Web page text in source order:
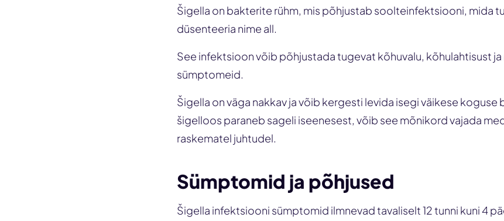
Šigella on bakterite rühm, mis põhjustab soolteinfektsiooni, mida
düsenteeria nime all.
See infektsioon võib põhjustada tugevat kõhuvalu, kõhulahtisust
sümptomeid.
Šigella on väga nakkav ja võib kergesti levida isegi väikese koguse
šigelloos paraneb sageli iseenesest, võib see mõnikord vajada
raskematel juhtudel.
Sümptomid ja põhjused
Šigella infektsiooni sümptomid ilmnevad tavaliselt 12 tunni kuni 4